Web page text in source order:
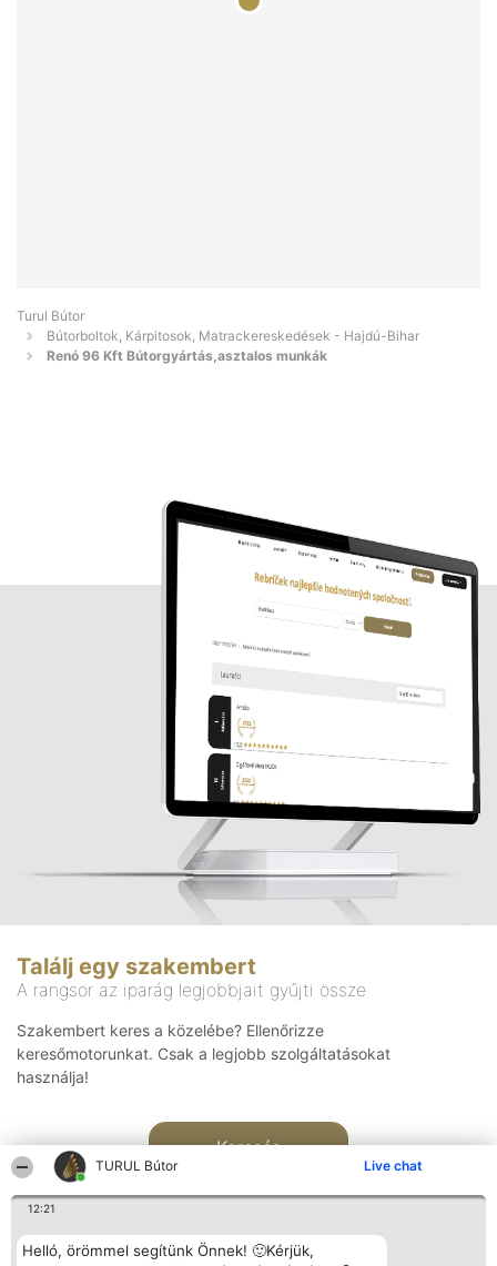
TURUL Bútor Live chat
12:21
Helló, örömmel segítünk Önnek! 🙂Kérjük,
Turul Bútor
Bútorboltok, Kárpitosok, Matrackereskedések - Hajdú-Bihar
Renó 96 Kft Bútorgyártás,asztalos munkák
Találj egy szakembert
A rangsor az iparág legjobbjait gyűjti össze
Szakembert keres a közelébe? Ellenőrizze
keresőmotorunkat. Csak a legjobb szolgáltatásokat
használja!
Keresés